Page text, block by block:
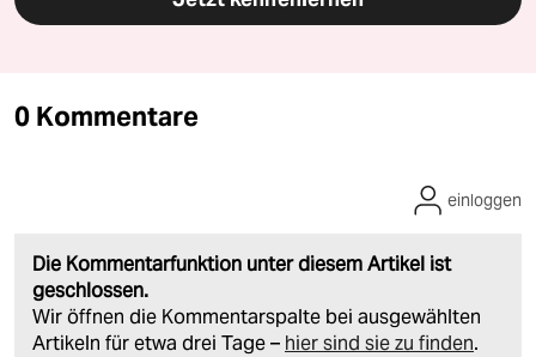
0 Kommentare
Die Kommentarfunktion unter diesem Artikel ist
geschlossen.
Wir öffnen die Kommentarspalte bei ausgewählten
Artikeln für etwa drei Tage – hier sind sie zu finden.
einloggen